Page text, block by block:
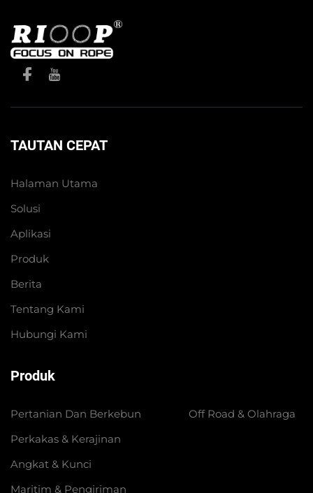
TAUTAN CEPAT
Halaman Utama
Solusi
Aplikasi
Produk
Berita
Tentang Kami
Hubungi Kami
Produk
Pertanian Dan Berkebun
Perkakas & Kerajinan
Angkat & Kunci
Maritim & Pengiriman
Off Road & Olahraga